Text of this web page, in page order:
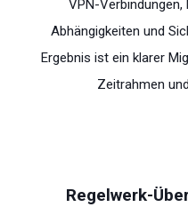
VPN-
Abhängigkeiten und
Ergebnis ist ein klarer
Zeitrahmen
Regelwerk-